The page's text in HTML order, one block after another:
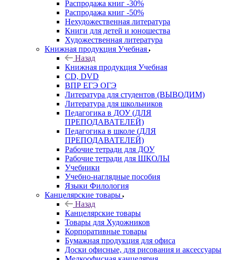
Распродажа книг -30%
Распродажа книг -50%
Нехудожественная литература
Книги для детей и юношества
Художественная литература
Книжная продукция Учебная
Назад
Книжная продукция Учебная
CD, DVD
ВПР ЕГЭ ОГЭ
Литература для студентов (ВЫВОДИМ)
Литература для школьников
Педагогика в ДОУ (ДЛЯ
ПРЕПОДАВАТЕЛЕЙ)
Педагогика в школе (ДЛЯ
ПРЕПОДАВАТЕЛЕЙ)
Рабочие тетради для ДОУ
Рабочие тетради для ШКОЛЫ
Учебники
Учебно-наглядные пособия
Языки Филология
Канцелярские товары
Назад
Канцелярские товары
Товары для Художников
Корпоративные товары
Бумажная продукция для офиса
Доски офисные, для рисования и аксессуары